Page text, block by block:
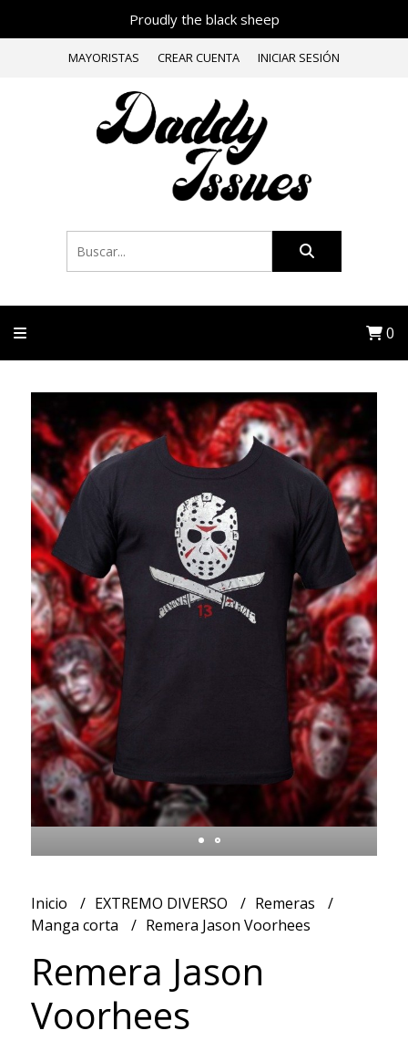
Proudly the black sheep
MAYORISTAS CREAR CUENTA INICIAR SESIÓN
0
Inicio EXTREMO DIVERSO
Remeras
Manga corta
Remera Jason Voorhees
Remera Jason
Voorhees